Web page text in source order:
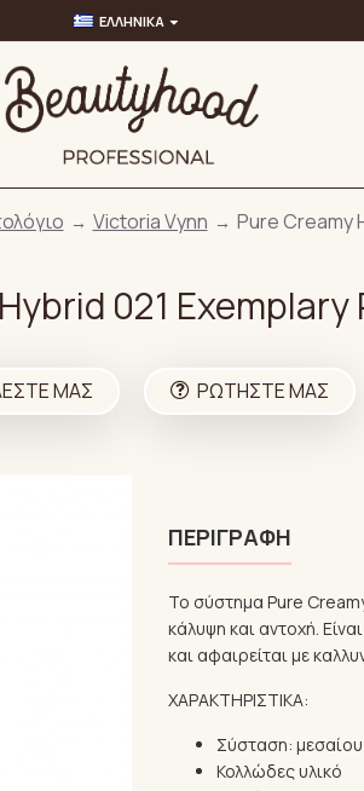
ΕΛΛΗΝΙΚΆ
Victoria Vynn Pure Creamy
021 Exemplary
ΜΑΣ ΡΩΤΉΣΤΕ ΜΑΣ
ΠΕΡΙΓΡΑΦΉ
Το σύστημα Pure
κάλυψη και αντοχή.
και αφαιρείται με
ΧΑΡΑΚΤΗΡΙΣΤΙΚΑ:
Σύσταση:
Κολλώδες υλικό